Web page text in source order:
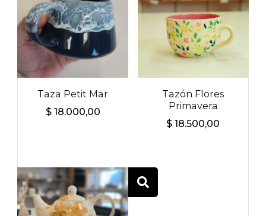
Taza Petit Mar
$18.000,00
Tazón Flores
Primavera
$ 18.500,00